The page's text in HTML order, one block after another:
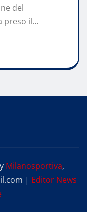
del
preso il…
Milanosportiva,
| Editor News